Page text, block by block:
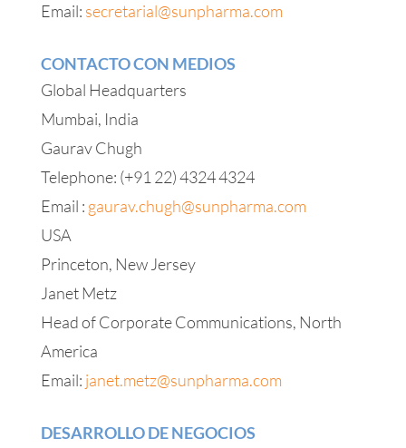
Email: secretarial@sunpharma.com
CONTACTO CON MEDIOS
Global Headquarters
Mumbai, India
Gaurav Chugh
Telephone: (+91 22) 4324 4324
Email : gaurav.chugh@sunpharma.com
USA
Princeton, New Jersey
Janet Metz
Head of Corporate Communications, North
America
Email: janet.metz@sunpharma.com
DESARROLLO DE NEGOCIOS